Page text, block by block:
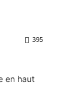
395
en haut